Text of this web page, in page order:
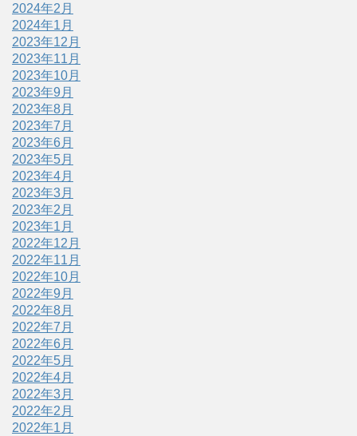
2024年2月
2024年1月
2023年12月
2023年11月
2023年10月
2023年9月
2023年8月
2023年7月
2023年6月
2023年5月
2023年4月
2023年3月
2023年2月
2023年1月
2022年12月
2022年11月
2022年10月
2022年9月
2022年8月
2022年7月
2022年6月
2022年5月
2022年4月
2022年3月
2022年2月
2022年1月